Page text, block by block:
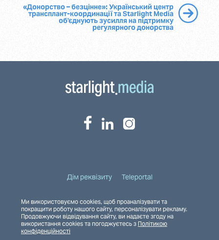
«Донорство – безцінне»: Український центр
трансплант-координації та Starlight Media
об'єднують зусилля на підтримку
регулярного донорства
Дім реквізиту Teleportal
Полiтика конфiденцiйностi
Ми використовуємо cookies, щоб проаналізувати та
покращити роботу нашого сайту, персоналізувати рекламу.
Продовжуючи відвідування сайту, ви надаєте згоду на
використання cookies та погоджуєтесь з Політикою
конфіденційності